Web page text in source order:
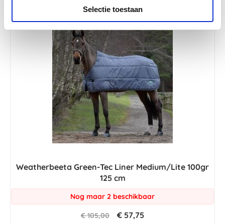
Selectie toestaan
Weatherbeeta Green-Tec Liner Medium/Lite 100gr
125 cm
Nog maar 2 beschikbaar
€ 105,00 € 57,75